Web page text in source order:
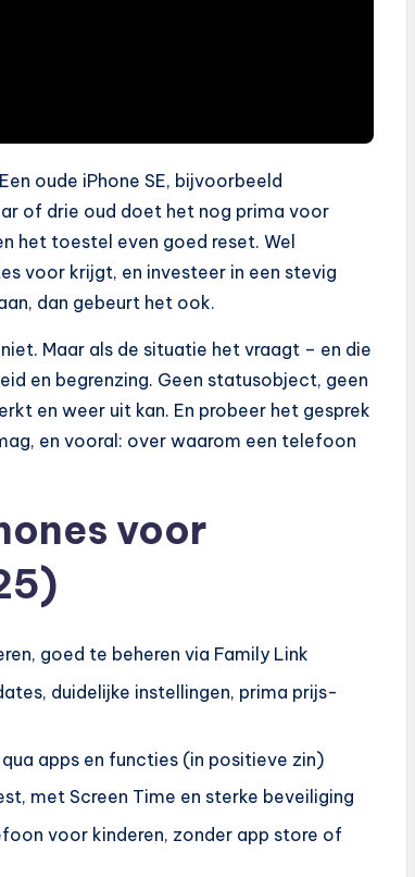
oude iPhone SE, bijvoorbeeld
of drie oud doet het nog prima voor
het toestel even goed reset. Wel
voor krijgt, en investeer in een stevig
dan gebeurt het ook.
Maar als de situatie het vraagt – en die
en begrenzing. Geen statusobject, geen
en weer uit kan. En probeer het gesprek
en vooral: over waarom een telefoon
voor
goed te beheren via Family Link
duidelijke instellingen, prima prijs-
apps en functies (in positieve zin)
met Screen Time en sterke beveiliging
voor kinderen, zonder app store of